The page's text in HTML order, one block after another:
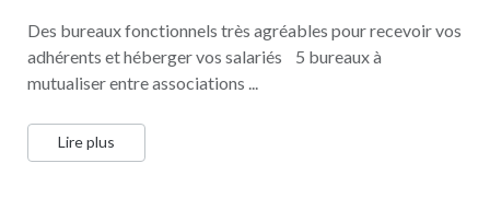
Des bureaux fonctionnels très agréables pour recevoir vos
adhérents et héberger vos salariés 5 bureaux à
mutualiser entre associations ...
Lire plus